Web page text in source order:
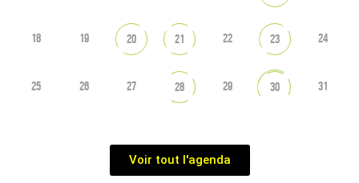
18 19 20 21 22 23 24
25 26 27 28 29 30 31
Voir tout l'agenda